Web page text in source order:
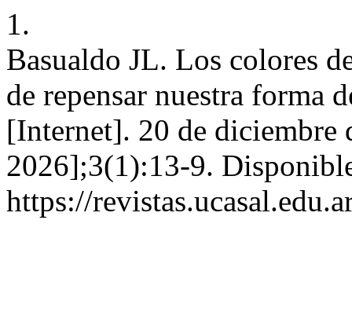
1.
Basualdo JL. Los colores
de repensar nuestra forma
[Internet]. 20 de diciembre
2026];3(1):13-9.
https://